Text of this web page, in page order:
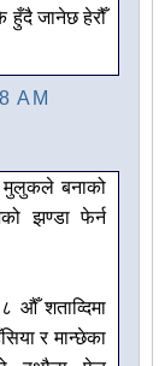
जानेछ हेरौँ
AM
मुलुकले बनाको
झण्डा फेर्न
औँ शताव्दिमा
र मान्छेका